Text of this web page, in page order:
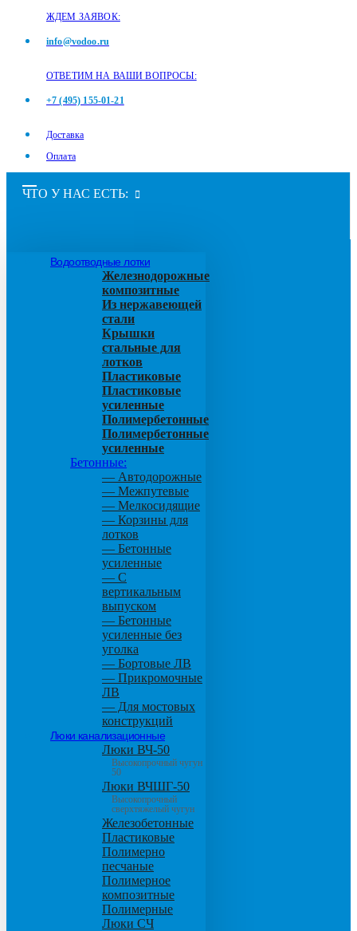
ЖДЕМ ЗАЯВОК:
info@vodoo.ru
ОТВЕТИМ НА ВАШИ ВОПРОСЫ:
+7 (495) 155-01-21
Доставка
Оплата
ЧТО У НАС ЕСТЬ:
Водоотводные лотки
Железнодорожные
композитные
Из нержавеющей
стали
Крышки
стальные для
лотков
Пластиковые
Пластиковые
усиленные
Полимербетонные
Полимербетонные
усиленные
Бетонные:
— Автодорожные
— Межпутевые
— Мелкосидящие
— Корзины для
лотков
— Бетонные
усиленные
— С
вертикальным
выпуском
— Бетонные
усиленные без
уголка
— Бортовые ЛВ
— Прикромочные
ЛВ
— Для мостовых
конструкций
Люки канализационные
Люки ВЧ-50
Высокопрочный чугун
50
Люки ВЧШГ-50
Высокопрочный
сверхтяжелый чугун
Железобетонные
Пластиковые
Полимерно
песчаные
Полимерное
композитные
Полимерные
Люки СЧ